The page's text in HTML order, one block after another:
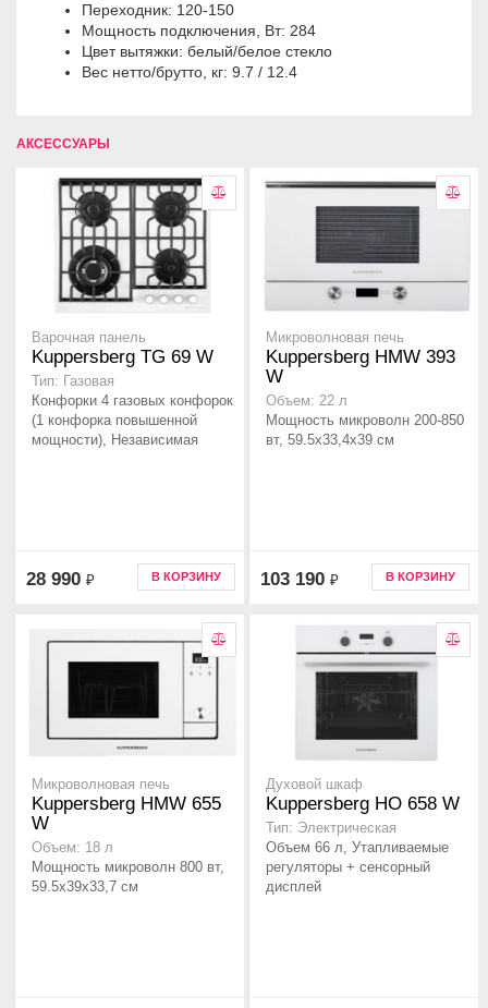
Переходник: 120-150
Мощность подключения, Вт: 284
Цвет вытяжки: белый/белое стекло
Вес нетто/брутто, кг: 9.7 / 12.4
АКСЕССУАРЫ
Варочная панель
Kuppersberg TG 69 W
Тип: Газовая
Конфорки 4 газовых конфорок
(1 конфорка повышенной
мощности), Независимая
28 990 ₽ В КОРЗИНУ
Микроволновая печь
Kuppersberg HMW 393
W
Объем: 22 л
Мощность микроволн 200-850
вт, 59.5x33,4x39 см
103 190 ₽ В КОРЗИНУ
Микроволновая печь
Kuppersberg HMW 655
W
Объем: 18 л
Мощность микроволн 800 вт,
59.5x39x33,7 см
Духовой шкаф
Kuppersberg HO 658 W
Тип: Электрическая
Объем 66 л, Утапливаемые
регуляторы + сенсорный
дисплей